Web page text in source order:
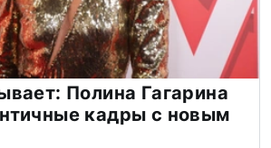
Полина Гагарина
кадры с новым